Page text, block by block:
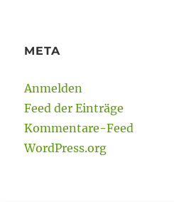
META
Anmelden
Feed der Einträge
Kommentare-Feed
WordPress.org